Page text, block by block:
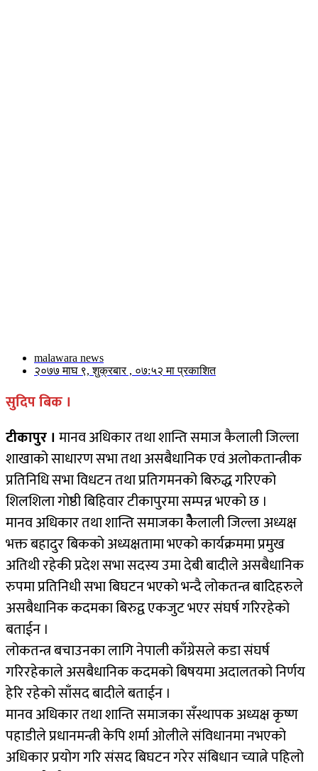
malawara news
२०७७ माघ ९, शुक्रबार , ०७:५२ मा प्रकाशित
सुदिप बिक ।
टीकापुर । मानव अधिकार तथा शान्ति समाज कैलाली जिल्ला
शाखाको साधारण सभा तथा असबैधानिक एवं अलोकतान्त्रीक
प्रतिनिधि सभा विधटन तथा प्रतिगमनको बिरुद्ध गरिएको
शिलशिला गोष्ठी बिहिवार टीकापुरमा सम्पन्न भएको छ ।
मानव अधिकार तथा शान्ति समाजका केैलाली जिल्ला अध्यक्ष
भक्त बहादुर बिकको अध्यक्षतामा भएको कार्यक्रममा प्रमुख
अतिथी रहेकी प्रदेश सभा सदस्य उमा देबी बादीले असबैधानिक
रुपमा प्रतिनिधी सभा बिघटन भएको भन्दै लोकतन्त्र बादिहरुले
असबैधानिक कदमका बिरुद्व एकजुट भएर संघर्ष गरिरहेको
बताईन ।
लोकतन्त्र बचाउनका लागि नेपाली काँग्रेसले कडा संघर्ष
गरिरहेकाले असबैधानिक कदमको बिषयमा अदालतको निर्णय
हेरि रहेको साँसद बादीले बताईन ।
मानव अधिकार तथा शान्ति समाजका सँस्थापक अध्यक्ष कृष्ण
पहाडीले प्रधानमन्त्री केपि शर्मा ओलीले संविधानमा नभएको
अधिकार प्रयोग गरि संसद बिघटन गरेर संबिधान च्यात्ने पहिलो